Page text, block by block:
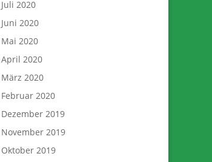
Juli 2020
Juni 2020
Mai 2020
April 2020
März 2020
Februar 2020
Dezember 2019
November 2019
Oktober 2019